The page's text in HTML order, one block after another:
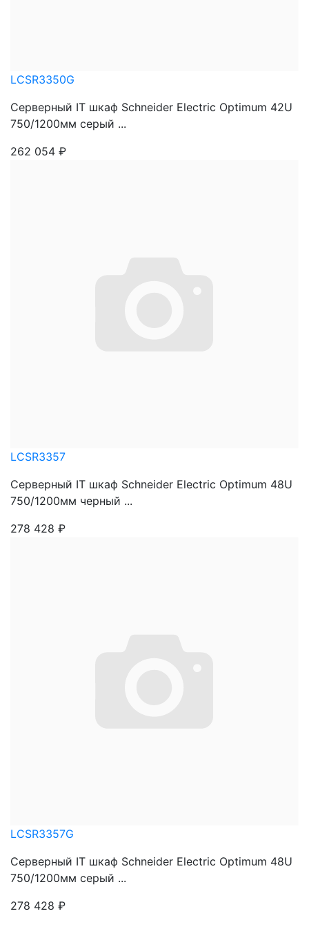
LCSR3350G
Серверный IT шкаф Schneider Electric Optimum 42U
750/1200мм серый ...
262 054 ₽
LCSR3357
Серверный IT шкаф Schneider Electric Optimum 48U
750/1200мм черный ...
278 428 ₽
LCSR3357G
Серверный IT шкаф Schneider Electric Optimum 48U
750/1200мм серый ...
278 428 ₽